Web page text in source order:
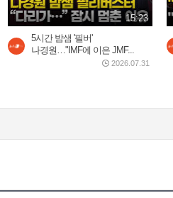
8:13
15:23
5시간 밤샘 '필버'
나경원…"IMF에 이은 JMF...
2026.07.31